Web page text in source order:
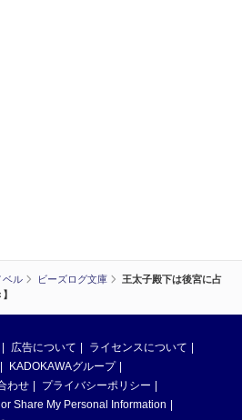
ベル ビーズログ文庫
王太子殿下は後宮に占
広告について
ライセンスについて
KADOKAWAグループ
わせ
プライバシーポリシー
Share My Personal Information